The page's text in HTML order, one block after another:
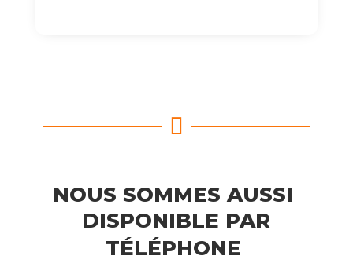

NOUS SOMMES AUSSI
DISPONIBLE PAR
TÉLÉPHONE